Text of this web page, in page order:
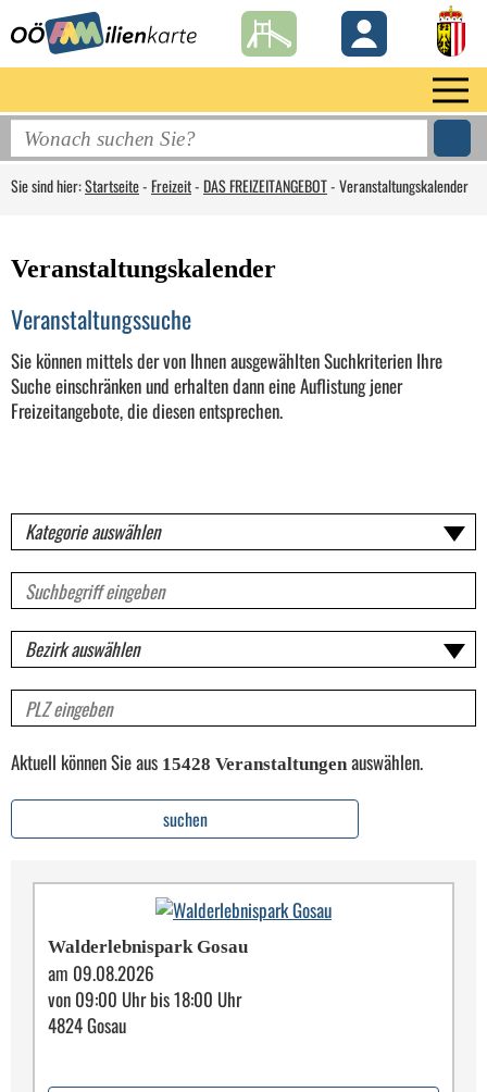
Sie sind hier:Startseite-Freizeit-DAS FREIZEITANGEBOT-Veranstaltungskalender
Veranstaltungskalender
Veranstaltungssuche
Sie können mittels der von Ihnen ausgewählten Suchkriterien Ihre
Suche einschränken und erhalten dann eine Auflistung jener
Freizeitangebote, die diesen entsprechen.
Kategorie
Volltextsuche
für
Veranstaltungen
Bezirk
PLZ
Aktuell können Sie aus 15428 Veranstaltungenauswählen.
suchen
Walderlebnispark Gosau
am 09.08.2026
von 09:00 Uhr bis 18:00 Uhr
4824 Gosau